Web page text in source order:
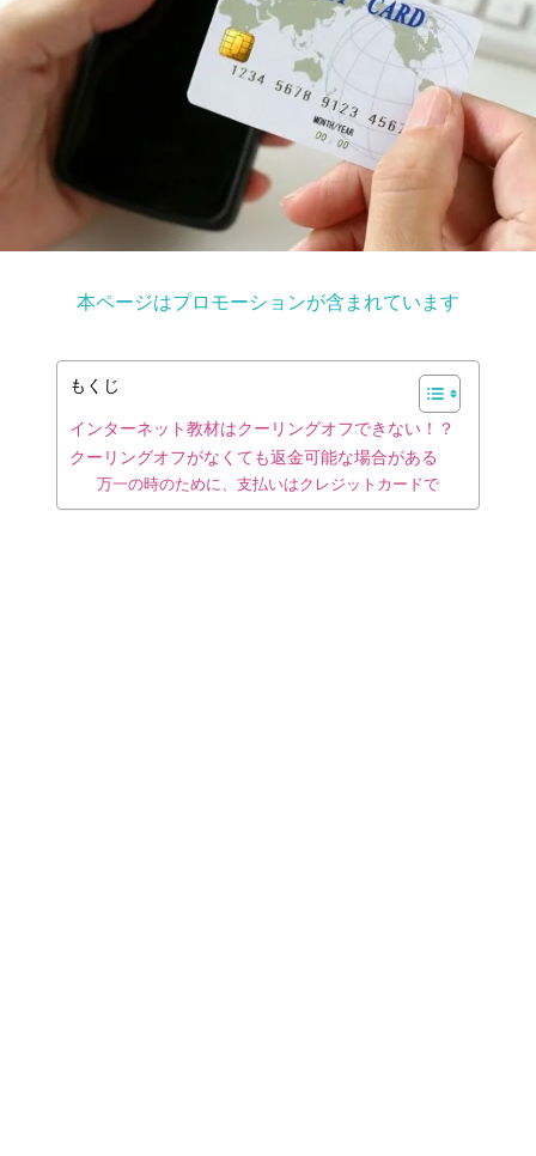
本ページはプロモーションが含まれています
もくじ
インターネット教材はクーリングオフできない！？
クーリングオフがなくても返金可能な場合がある
万一の時のために、支払いはクレジットカードで